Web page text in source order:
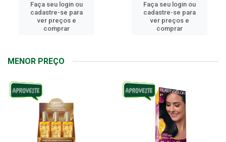
Faça seu login ou
cadastre-se para
ver preços e
comprar
Faça seu login ou
cadastre-se para
ver preços e
comprar
MENOR PREÇO